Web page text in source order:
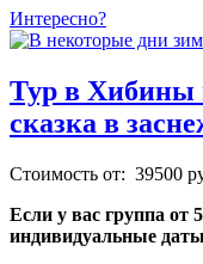
Интересно?
Тур в Хибины
сказка в
Стоимость от: 39500
Если у вас группа от
индивидуальные